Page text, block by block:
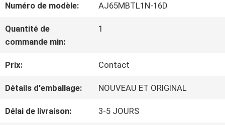
NOUS
CONTRÔLE
Numéro de modèle: AJ65MBTL1N-16D
Quantité de
commande min:
1
Prix: Contact
Détails d'emballage: NOUVEAU ET ORIGINAL
Délai de livraison: 3-5 JOURS